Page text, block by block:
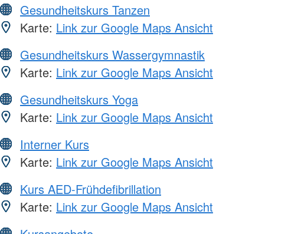
Gesundheitskurs Tanzen
Karte: Link zur Google Maps Ansicht
Gesundheitskurs Wassergymnastik
Karte: Link zur Google Maps Ansicht
Gesundheitskurs Yoga
Karte: Link zur Google Maps Ansicht
Interner Kurs
Karte: Link zur Google Maps Ansicht
Kurs AED-Frühdefibrillation
Karte: Link zur Google Maps Ansicht